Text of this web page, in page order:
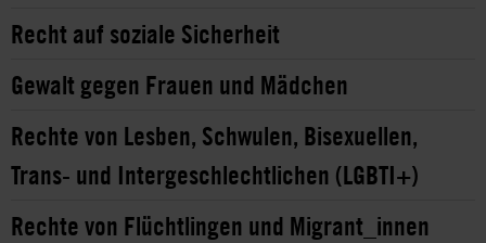
Recht auf soziale Sicherheit
Gewalt gegen Frauen und Mädchen
Rechte von Lesben, Schwulen, Bisexuellen,
Trans- und Intergeschlechtlichen (LGBTI+)
Rechte von Flüchtlingen und Migrant_innen